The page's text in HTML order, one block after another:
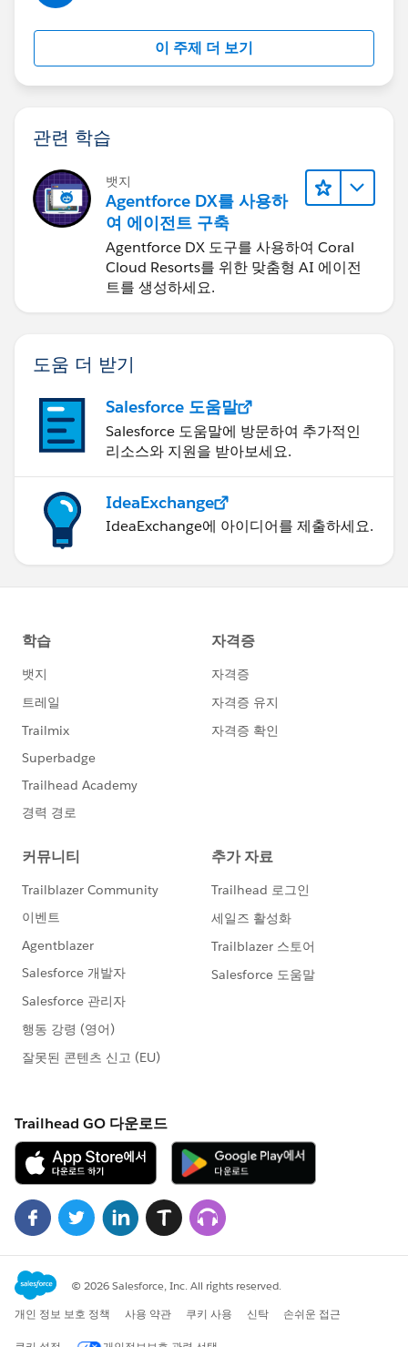
이 주제 더 보기
관련 학습
뱃지
Agentforce DX를 사용하
여 에이전트 구축
Agentforce DX 도구를 사용하여 Coral
Cloud Resorts를 위한 맞춤형 AI 에이전
트를 생성하세요.
도움 더 받기
Salesforce 도움말
Salesforce 도움말에 방문하여 추가적인
리소스와 지원을 받아보세요.
IdeaExchange
IdeaExchange에 아이디어를 제출하세요.